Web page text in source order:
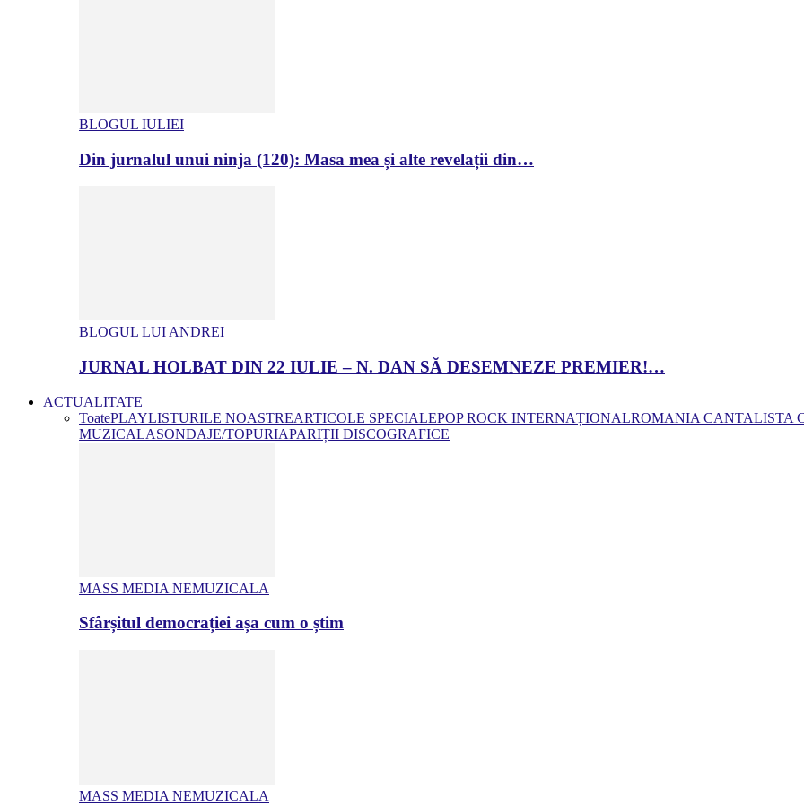
BLOGUL IULIEI
Din jurnalul unui ninja (120): Masa mea și alte revelații din…
BLOGUL LUI ANDREI
JURNAL HOLBAT DIN 22 IULIE – N. DAN SĂ DESEMNEZE PREMIER!…
ACTUALITATE
ToatePLAYLISTURILE NOASTREARTICOLE SPECIALEPOP ROCK INTERNAȚIONALROMANIA CANTALISTA
MUZICALASONDAJE/TOPURIAPARIȚII DISCOGRAFICE
MASS MEDIA NEMUZICALA
Sfârșitul democrației așa cum o știm
MASS MEDIA NEMUZICALA